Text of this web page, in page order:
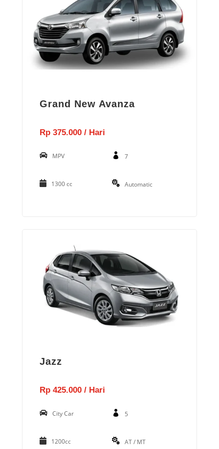
Grand New Avanza
Rp 375.000 / Hari
MPV 7
1300 cc Automatic
Jazz
Rp 425.000 / Hari
City Car 5
1200cc AT / MT